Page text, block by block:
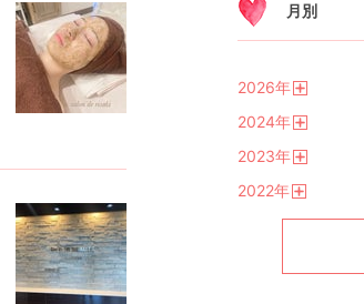
月別
2026年
2024年
2023年
2022年